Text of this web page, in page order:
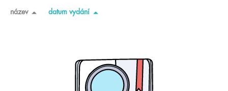
název datum vydání